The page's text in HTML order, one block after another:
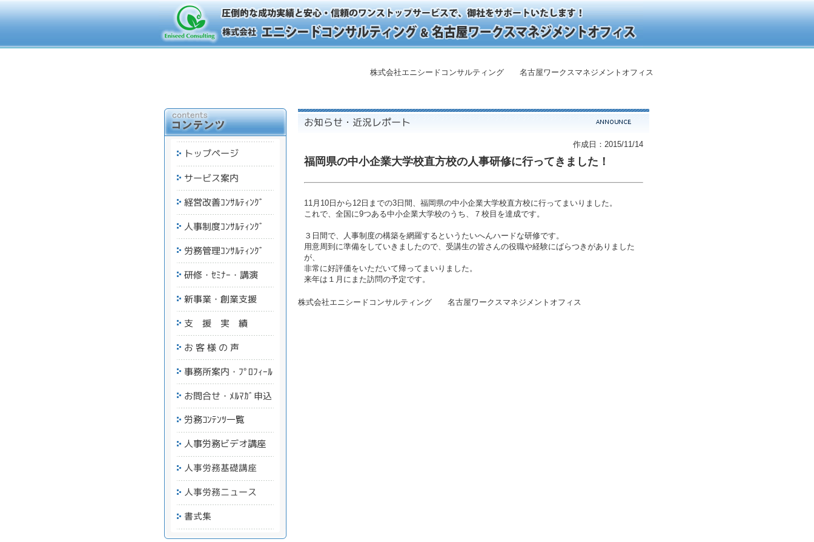
株式会社エニシードコンサルティング 名古屋ワークスマネジメントオフィス
作成日：2015/11/14
福岡県の中小企業大学校直方校の人事研修に行ってきました！
11月10日から12日までの3日間、福岡県の中小企業大学校直方校に行ってまいりました。
これで、全国に9つある中小企業大学校のうち、７校目を達成です。
３日間で、人事制度の構築を網羅するというたいへんハードな研修です。
用意周到に準備をしていきましたので、受講生の皆さんの役職や経験にばらつきがありました
が、
非常に好評価をいただいて帰ってまいりました。
来年は１月にまた訪問の予定です。
株式会社エニシードコンサルティング 名古屋ワークスマネジメントオフィス